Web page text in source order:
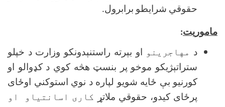
حقوقي شرايطو برابرول.
ماموريت:
د مهاجرینو
او بېرته راستنېدونكو وزارت د خپلو
ستراتېژيكو موخو پر بنسټ هڅه كوي د كډوالو او
كورنيو بې ځايه شويو لپاره د نوي استوکني اوځای
پرځای کیدو، حقوقي ملاتړ
کاری اسانتیاو او